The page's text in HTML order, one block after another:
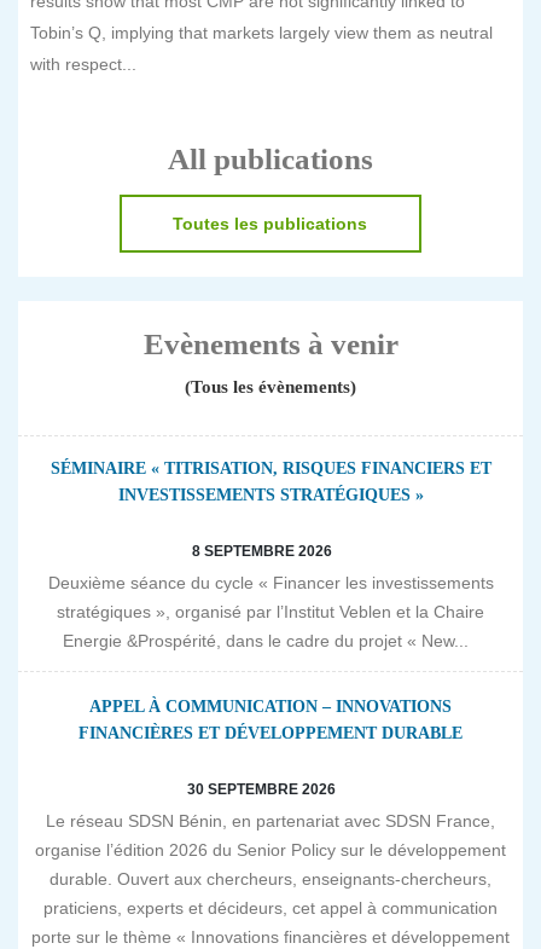
Tobin’s Q, implying that markets largely view them as neutral
with respect...
All publications
Toutes les publications
Evènements à venir
(Tous les évènements)
SÉMINAIRE « TITRISATION, RISQUES FINANCIERS ET
INVESTISSEMENTS STRATÉGIQUES »
8 SEPTEMBRE 2026
Deuxième séance du cycle « Financer les investissements
stratégiques », organisé par l’Institut Veblen et la Chaire
Energie &Prospérité, dans le cadre du projet « New...
APPEL À COMMUNICATION – INNOVATIONS
FINANCIÈRES ET DÉVELOPPEMENT DURABLE
30 SEPTEMBRE 2026
Le réseau SDSN Bénin, en partenariat avec SDSN France,
organise l’édition 2026 du Senior Policy sur le développement
durable. Ouvert aux chercheurs, enseignants-chercheurs,
praticiens, experts et décideurs, cet appel à communication
porte sur le thème « Innovations financières et développement